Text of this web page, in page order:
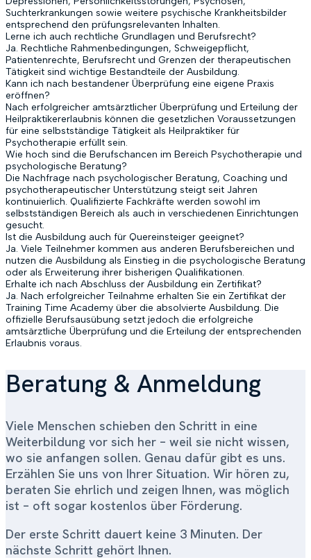
Suchterkrankungen sowie weitere psychische Krankheitsbilder
entsprechend den prüfungsrelevanten Inhalten.
Lerne ich auch rechtliche Grundlagen und Berufsrecht?
Ja. Rechtliche Rahmenbedingungen, Schweigepflicht,
Patientenrechte, Berufsrecht und Grenzen der therapeutischen
Tätigkeit sind wichtige Bestandteile der Ausbildung.
Kann ich nach bestandener Überprüfung eine eigene Praxis
eröffnen?
Nach erfolgreicher amtsärztlicher Überprüfung und Erteilung der
Heilpraktikererlaubnis können die gesetzlichen Voraussetzungen
für eine selbstständige Tätigkeit als Heilpraktiker für
Psychotherapie erfüllt sein.
Wie hoch sind die Berufschancen im Bereich Psychotherapie und
psychologische Beratung?
Die Nachfrage nach psychologischer Beratung, Coaching und
psychotherapeutischer Unterstützung steigt seit Jahren
kontinuierlich. Qualifizierte Fachkräfte werden sowohl im
selbstständigen Bereich als auch in verschiedenen Einrichtungen
gesucht.
Ist die Ausbildung auch für Quereinsteiger geeignet?
Ja. Viele Teilnehmer kommen aus anderen Berufsbereichen und
nutzen die Ausbildung als Einstieg in die psychologische Beratung
oder als Erweiterung ihrer bisherigen Qualifikationen.
Erhalte ich nach Abschluss der Ausbildung ein Zertifikat?
Ja. Nach erfolgreicher Teilnahme erhalten Sie ein Zertifikat der
Training Time Academy über die absolvierte Ausbildung. Die
offizielle Berufsausübung setzt jedoch die erfolgreiche
amtsärztliche Überprüfung und die Erteilung der entsprechenden
Erlaubnis voraus.
Beratung & Anmeldung
Viele Menschen schieben den Schritt in eine
Weiterbildung vor sich her – weil sie nicht wissen,
wo sie anfangen sollen. Genau dafür gibt es uns.
Erzählen Sie uns von Ihrer Situation. Wir hören zu,
beraten Sie ehrlich und zeigen Ihnen, was möglich
ist – oft sogar kostenlos über Förderung.
Der erste Schritt dauert keine 3 Minuten. Der
nächste Schritt gehört Ihnen.